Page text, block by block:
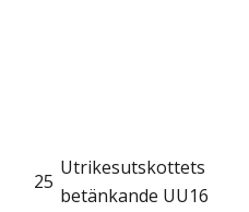
25
Utrikesutskottets
betänkande UU16